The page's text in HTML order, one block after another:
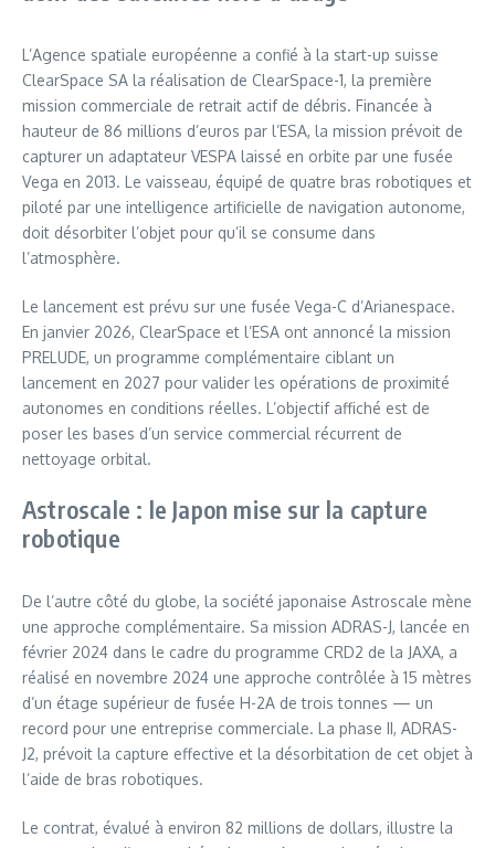
L’Agence spatiale européenne a confié à la start-up suisse
ClearSpace SA la réalisation de ClearSpace-1, la première
mission commerciale de retrait actif de débris. Financée à
hauteur de 86 millions d’euros par l’ESA, la mission prévoit de
capturer un adaptateur VESPA laissé en orbite par une fusée
Vega en 2013. Le vaisseau, équipé de quatre bras robotiques et
piloté par une intelligence artificielle de navigation autonome,
doit désorbiter l’objet pour qu’il se consume dans
l’atmosphère.
Le lancement est prévu sur une fusée Vega-C d’Arianespace.
En janvier 2026, ClearSpace et l’ESA ont annoncé la mission
PRELUDE, un programme complémentaire ciblant un
lancement en 2027 pour valider les opérations de proximité
autonomes en conditions réelles. L’objectif affiché est de
poser les bases d’un service commercial récurrent de
nettoyage orbital.
Astroscale : le Japon mise sur la capture
robotique
De l’autre côté du globe, la société japonaise Astroscale mène
une approche complémentaire. Sa mission ADRAS-J, lancée en
février 2024 dans le cadre du programme CRD2 de la JAXA, a
réalisé en novembre 2024 une approche contrôlée à 15 mètres
d’un étage supérieur de fusée H-2A de trois tonnes — un
record pour une entreprise commerciale. La phase II, ADRAS-
J2, prévoit la capture effective et la désorbitation de cet objet à
l’aide de bras robotiques.
Le contrat, évalué à environ 82 millions de dollars, illustre la